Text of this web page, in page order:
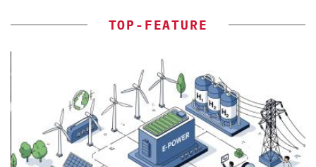
TOP-FEATURE